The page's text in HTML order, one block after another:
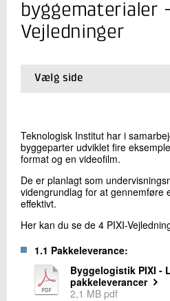
+45 72 20 14 00
Send e-mail
Skriv til mig
byggematerialer
Vejledninger
Vælg side
01.Forside
Teknologisk Institut har i
byggeparter udviklet fire
format og en videofilm.
De er planlagt som
videngrundlag for at gennemføre
effektivt.
Her kan du se de 4 PIXI-
1.1 Pakkeleverance:
Byggelogistik PIXI -
pakkeleverancer
2,1 MB pdf